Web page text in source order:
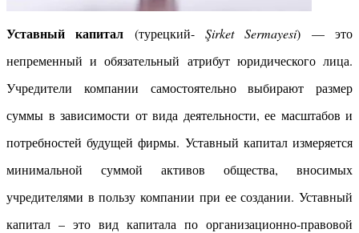
Уставный капитал (турецкий-Şirket Sermayesi) — это
непременный и обязательный атрибут юридического лица.
Учредители компании самостоятельно выбирают размер
суммы в зависимости от вида деятельности, ее масштабов и
потребностей будущей фирмы. Уставный капитал измеряется
минимальной суммой активов общества, вносимых
учредителями в пользу компании при ее создании. Уставный
капитал – это вид капитала по организационно-правовой